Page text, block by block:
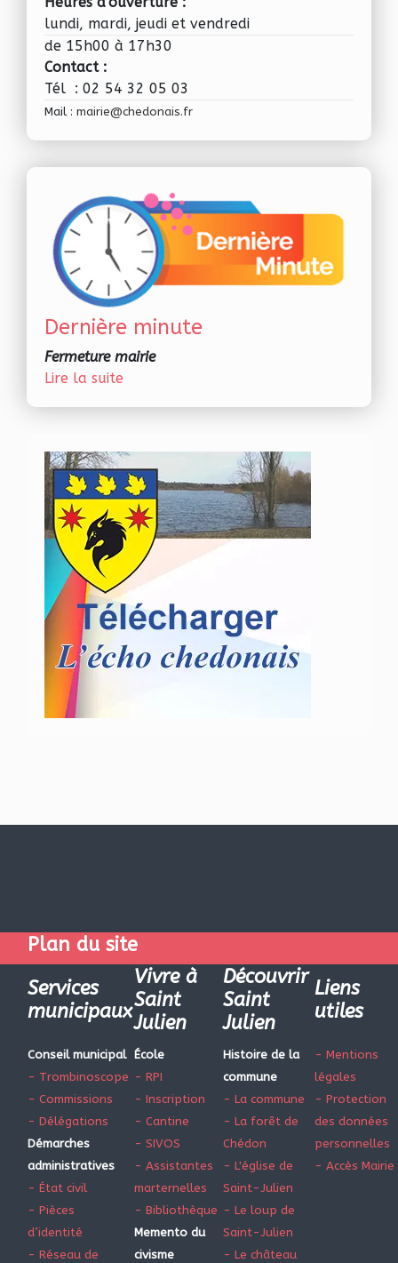
lundi, mardi, jeudi et vendredi
de 15h00 à 17h30
Contact :
Tél : 02 54 32 05 03
Mail : mairie@chedonais.fr
Dernière minute
Fermeture mairie
Lire la suite
Plan du site
Services
municipaux
Vivre à
Saint
Julien
Découvrir
Saint
Julien
Liens
utiles
Conseil municipal
- Trombinoscope
- Commissions
- Délégations
Démarches
administratives
- État civil
- Pièces
d’identité
- Réseau de
École
- RPI
- Inscription
- Cantine
- SIVOS
- Assistantes
marternelles
- Bibliothèque
Memento du
civisme
Histoire de la
commune
- La commune
- La forêt de
Chédon
- L'église de
Saint-Julien
- Le loup de
Saint-Julien
- Le château
- Mentions
légales
- Protection
des données
personnelles
- Accès Mairie